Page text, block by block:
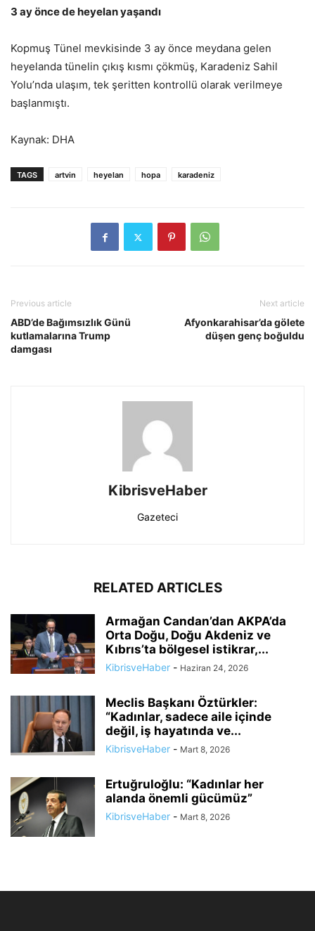
3 ay önce de heyelan yaşandı
Kopmuş Tünel mevkisinde 3 ay önce meydana gelen
heyelanda tünelin çıkış kısmı çökmüş, Karadeniz Sahil
Yolu’nda ulaşım, tek şeritten kontrollü olarak verilmeye
başlanmıştı.
Kaynak: DHA
TAGS artvin heyelan hopa karadeniz
Previous article
ABD’de Bağımsızlık Günü
kutlamalarına Trump
damgası
Next article
Afyonkarahisar’da gölete
düşen genç boğuldu
KibrisveHaber
Gazeteci
RELATED ARTICLES
Armağan Candan’dan AKPA’da
Orta Doğu, Doğu Akdeniz ve
Kıbrıs’ta bölgesel istikrar,...
KibrisveHaber - Haziran 24, 2026
Meclis Başkanı Öztürkler:
“Kadınlar, sadece aile içinde
değil, iş hayatında ve...
KibrisveHaber - Mart 8, 2026
Ertuğruloğlu: “Kadınlar her
alanda önemli gücümüz”
KibrisveHaber - Mart 8, 2026